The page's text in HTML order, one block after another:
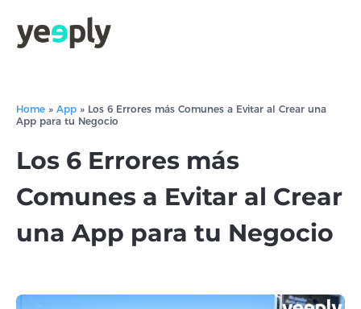
Home » App » Los 6 Errores más Comunes a Evitar al Crear una
App para tu Negocio
Los 6 Errores más
Comunes a Evitar al Crear
una App para tu Negocio